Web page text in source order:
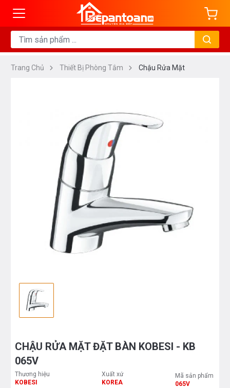
Trang Chủ Thiết Bị Phòng Tắm Chậu Rửa Mặt
CHẬU RỬA MẶT ĐẶT BÀN KOBESI - KB
065V
Thương hiệu
KOBESI
Xuất xứ
KOREA
Mã sản phẩm
065V